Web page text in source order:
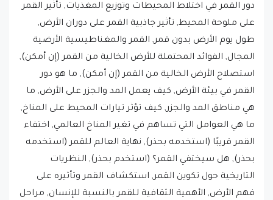
دور القمر في اختلاط المحيطات وتوزيع المغذيات, تأثير القمر
على ملوحة المحيط, تأثير جاذبية القمر على دوران الأرض,
طول يوم الأرض بدون قمر, القمر والمغناطيسية الأرضية
المجال, الفوائد المحتملة للأرض الخالية من القمر (إن أمكن),
استصلاح الأرض الخالية من القمر (إن أمكن), ما هو دور
القمر في بيئة الأرض, كيف يعمل المد والجزر على الأرض, ما
هي مناطق المد والجزر, كيف تؤثر تيارات المحيط على المناخ,
ما هي العوامل التي تساهم في تغير المناخ العالمي, اختفاء
القمر قريبًا (استخدمه بحذر), نهاية العالم للقمر (استخدمه
بحذر), هل سيختفي القمر؟ (استخدم بحذر), النظريات
التاريخية حول تكوين القمر, استكشاف القمر وتأثيره على
فهم الأرض, الأهمية الثقافية للقمر بالنسبة للإنسان, مراحل